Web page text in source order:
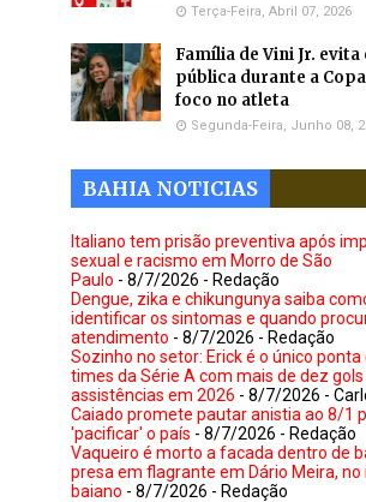
Terça-Feira, Abril 07, 2026
Família de Vini Jr.
pública durante a
foco no atleta
Segunda-Feira, Junho 08,
BAHIA NOTICIAS
Italiano tem prisão preventiva após
sexual e racismo em Morro de São
Paulo - 8/7/2026 - Redação
Dengue, zika e chikungunya saiba
identificar os sintomas e quando
atendimento - 8/7/2026 - Redação
Sozinho no setor: Erick é o único
times da Série A com mais de dez gols
assistências em 2026 - 8/7/2026 -
Caiado promete pautar anistia ao 8/1
'pacificar' o país - 8/7/2026 - Redação
Vaqueiro é morto a facada dentro de
presa em flagrante em Dário Meira,
baiano - 8/7/2026 - Redação